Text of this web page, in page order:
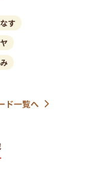
なす
ド一覧へ